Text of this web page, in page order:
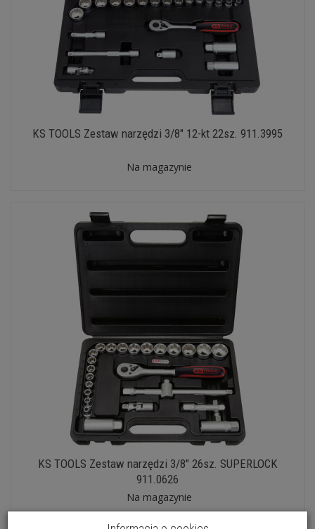
KS TOOLS Zestaw narzędzi 3/8" 12-kt 22sz. 911.3995
Na magazynie
KS TOOLS Zestaw narzędzi 3/8" 26sz. SUPERLOCK
911.0626
Na magazynie